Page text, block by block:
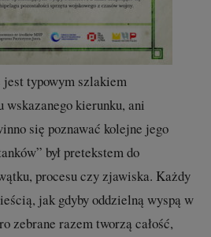
typowym szlakiem
kierunku, ani
się poznawać kolejne jego
był pretekstem do
procesu czy zjawiska. Każdy
jak gdyby oddzielną wyspą w
zebrane razem tworzą całość,